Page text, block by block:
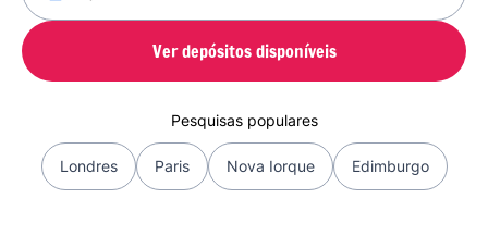
Ver depósitos disponíveis
Pesquisas populares
Londres Paris Nova Iorque Edimburgo